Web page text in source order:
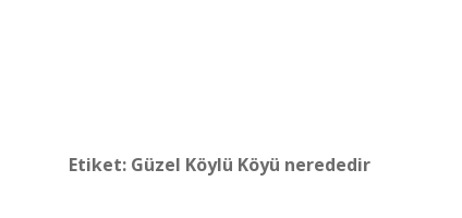
Etiket: Güzel Köylü Köyü nerededir